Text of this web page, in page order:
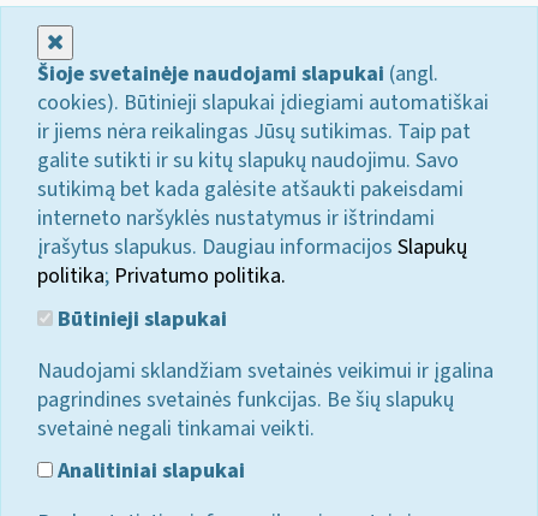
Šioje svetainėje naudojami slapukai (angl.
cookies). Būtinieji slapukai įdiegiami automatiškai
ir jiems nėra reikalingas Jūsų sutikimas. Taip pat
galite sutikti ir su kitų slapukų naudojimu. Savo
sutikimą bet kada galėsite atšaukti pakeisdami
interneto naršyklės nustatymus ir ištrindami
įrašytus slapukus. Daugiau informacijos Slapukų
politika; Privatumo politika.
Būtinieji slapukai
Naudojami sklandžiam svetainės veikimui ir įgalina
pagrindines svetainės funkcijas. Be šių slapukų
svetainė negali tinkamai veikti.
Analitiniai slapukai